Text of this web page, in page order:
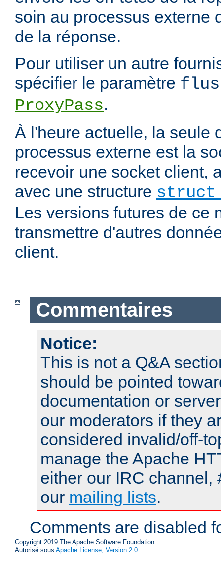
soin au processus externe
de la réponse.
Pour utiliser un autre
spécifier le paramètre
ProxyPass.
À l'heure actuelle, la seule
processus externe est la
recevoir une socket client,
avec une structure struct
Les versions futures de ce
transmettre d'autres
client.
Commentaires
Notice:
This is not a Q&A
should be pointed
documentation or
our moderators if they
considered invalid/off-
manage the Apache
either our IRC channel,
our mailing lists.
Comments are disabled
Copyright 2019 The Apache Software Foundation.
Autorisé sous Apache License, Version 2.0.